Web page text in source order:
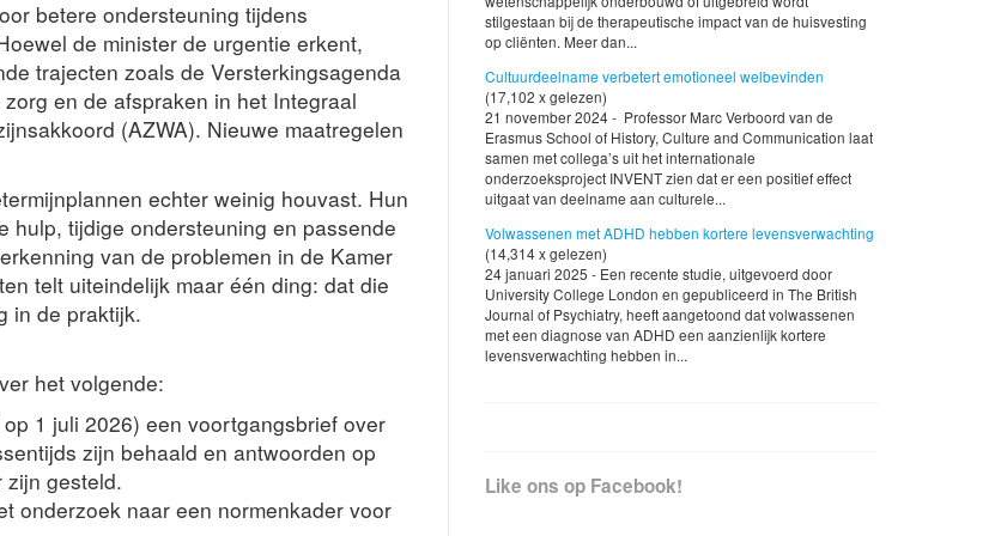
betere ondersteuning tijdens
de minister de urgentie erkent,
trajecten zoals de Versterkingsagenda
en de afspraken in het Integraal
(AZWA). Nieuwe maatregelen
echter weinig houvast. Hun
hulp, tijdige ondersteuning en passende
van de problemen in de Kamer
telt uiteindelijk maar één ding: dat die
in de praktijk.
het volgende:
1 juli 2026) een voortgangsbrief over
zijn behaald en antwoorden op
zijn gesteld.
onderzoek naar een normenkader voor
stilgestaan bij de therapeutische impact van de huisvesting
op cliënten. Meer dan...
Cultuurdeelname verbetert emotioneel welbevinden
(17,102 x gelezen)
21 november 2024 - Professor Marc Verboord van de
Erasmus School of History, Culture and Communication laat
samen met collega’s uit het internationale
onderzoeksproject INVENT zien dat er een positief effect
uitgaat van deelname aan culturele...
Volwassenen met ADHD hebben kortere levensverwachting
(14,314 x gelezen)
24 januari 2025 - Een recente studie, uitgevoerd door
University College London en gepubliceerd in The British
Journal of Psychiatry, heeft aangetoond dat volwassenen
met een diagnose van ADHD een aanzienlijk kortere
levensverwachting hebben in...
Like ons op Facebook!